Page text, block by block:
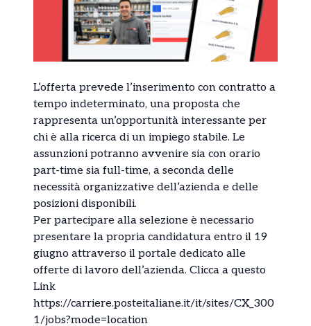
L’offerta prevede l’inserimento con contratto a
tempo indeterminato, una proposta che
rappresenta un’opportunità interessante per
chi è alla ricerca di un impiego stabile. Le
assunzioni potranno avvenire sia con orario
part-time sia full-time, a seconda delle
necessità organizzative dell’azienda e delle
posizioni disponibili.
Per partecipare alla selezione è necessario
presentare la propria candidatura entro il 19
giugno attraverso il portale dedicato alle
offerte di lavoro dell’azienda. Clicca a questo
Link
https://carriere.posteitaliane.it/it/sites/CX_300
1/jobs?mode=location